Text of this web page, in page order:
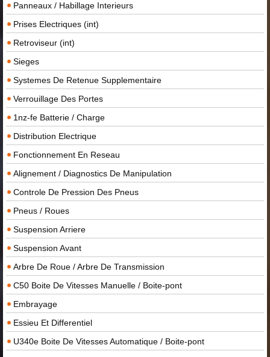
Panneaux / Habillage Interieurs
Prises Electriques (int)
Retroviseur (int)
Sieges
Systemes De Retenue Supplementaire
Verrouillage Des Portes
1nz-fe Batterie / Charge
Distribution Electrique
Fonctionnement En Reseau
Alignement / Diagnostics De Manipulation
Controle De Pression Des Pneus
Pneus / Roues
Suspension Arriere
Suspension Avant
Arbre De Roue / Arbre De Transmission
C50 Boite De Vitesses Manuelle / Boite-pont
Embrayage
Essieu Et Differentiel
U340e Boite De Vitesses Automatique / Boite-pont